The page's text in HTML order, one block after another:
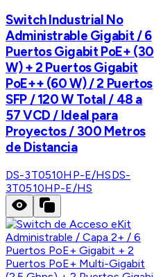
Switch Industrial No
Administrable Gigabit / 6
Puertos Gigabit PoE+ (30
W) + 2 Puertos Gigabit
PoE++ (60 W) / 2 Puertos
SFP / 120 W Total / 48 a
57 VCD / Ideal para
Proyectos / 300 Metros
de Distancia
DS-3T0510HP-E/HSDS-
3T0510HP-E/HS